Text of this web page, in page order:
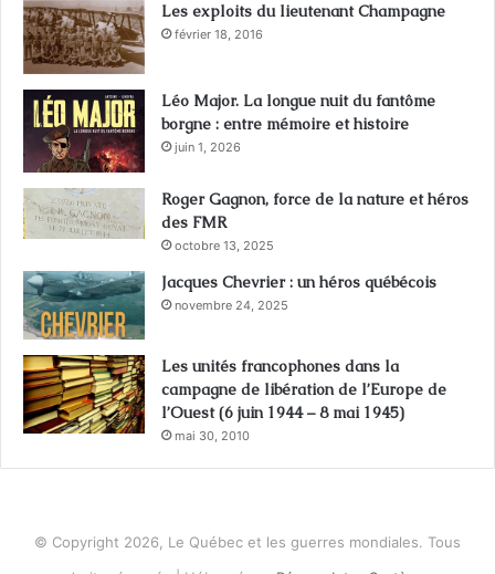
Les exploits du lieutenant Champagne
février 18, 2016
Léo Major. La longue nuit du fantôme
borgne : entre mémoire et histoire
juin 1, 2026
Roger Gagnon, force de la nature et héros
des FMR
octobre 13, 2025
Jacques Chevrier : un héros québécois
novembre 24, 2025
Les unités francophones dans la
campagne de libération de l’Europe de
l’Ouest (6 juin 1944 – 8 mai 1945)
mai 30, 2010
© Copyright 2026, Le Québec et les guerres mondiales. Tous